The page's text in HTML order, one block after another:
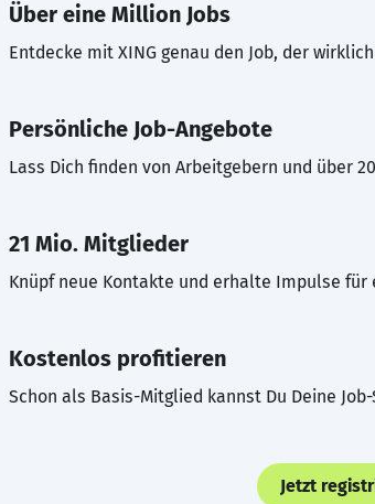
Über eine Million Jobs
Entdecke mit XING genau den Job, der
Persönliche Job-Angebote
Lass Dich finden von Arbeitgebern und über
21 Mio. Mitglieder
Knüpf neue Kontakte und erhalte Impulse für
Kostenlos profitieren
Schon als Basis-Mitglied kannst Du Deine
Jetzt